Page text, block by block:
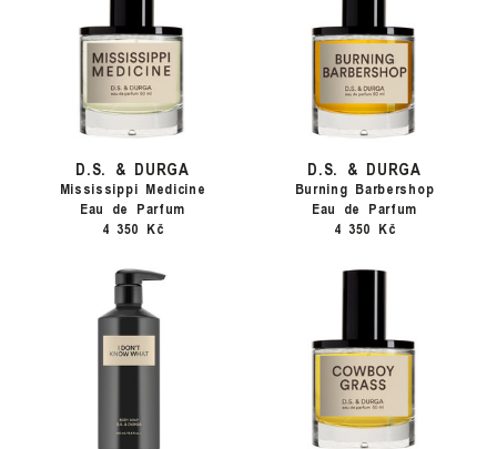
D.S. & DURGA
Mississippi Medicine
Eau de Parfum
4 350 Kč
D.S. & DURGA
Burning Barbershop
Eau de Parfum
4 350 Kč